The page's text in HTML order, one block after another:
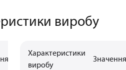
виробу
Характеристики
виробу
Значення